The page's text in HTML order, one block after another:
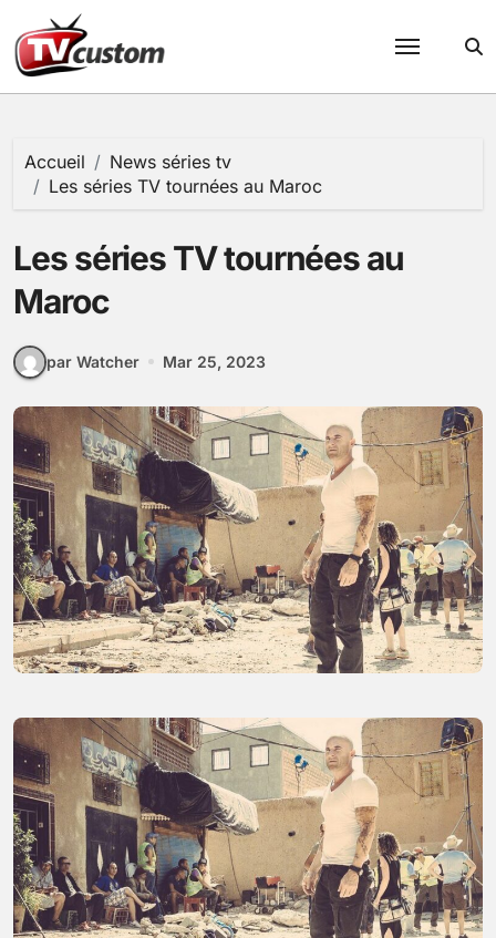
au
contenu
Accueil
News séries tv
Les séries TV tournées au Maroc
Les séries TV tournées au
Maroc
par Watcher Mar 25, 2023